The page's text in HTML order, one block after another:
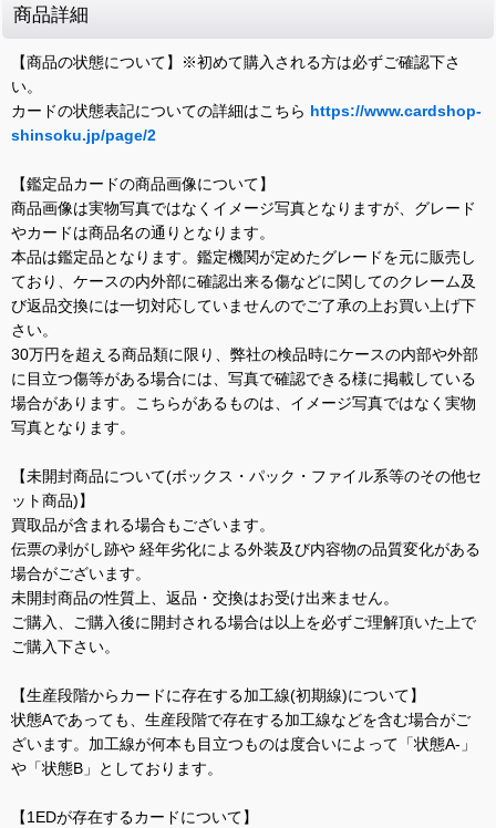
商品詳細
【商品の状態について】※初めて購入される方は必ずご確認下さ
い。
カードの状態表記についての詳細はこちら https://www.cardshop-
shinsoku.jp/page/2
【鑑定品カードの商品画像について】
商品画像は実物写真ではなくイメージ写真となりますが、グレード
やカードは商品名の通りとなります。
本品は鑑定品となります。鑑定機関が定めたグレードを元に販売し
ており、ケースの内外部に確認出来る傷などに関してのクレーム及
び返品交換には一切対応していませんのでご了承の上お買い上げ下
さい。
30万円を超える商品類に限り、弊社の検品時にケースの内部や外部
に目立つ傷等がある場合には、写真で確認できる様に掲載している
場合があります。こちらがあるものは、イメージ写真ではなく実物
写真となります。
【未開封商品について(ボックス・パック・ファイル系等のその他セ
ット商品)】
買取品が含まれる場合もございます。
伝票の剥がし跡や 経年劣化による外装及び内容物の品質変化がある
場合がございます。
未開封商品の性質上、返品・交換はお受け出来ません。
ご購入、ご購入後に開封される場合は以上を必ずご理解頂いた上で
ご購入下さい。
【生産段階からカードに存在する加工線(初期線)について】
状態Aであっても、生産段階で存在する加工線などを含む場合がご
ざいます。加工線が何本も目立つものは度合いによって「状態A-」
や「状態B」としております。
【1EDが存在するカードについて】